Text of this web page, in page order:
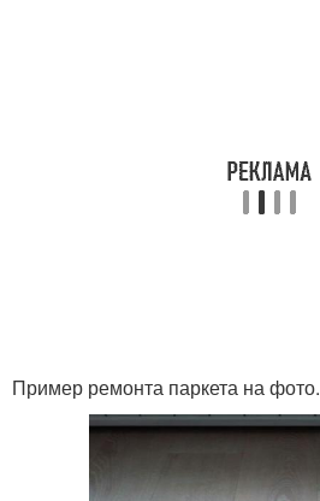
Пример ремонта паркета на фото.